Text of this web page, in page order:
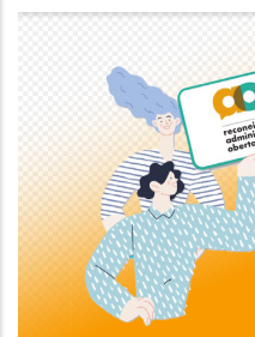
El Consell
Penedès Ha
Un Dels